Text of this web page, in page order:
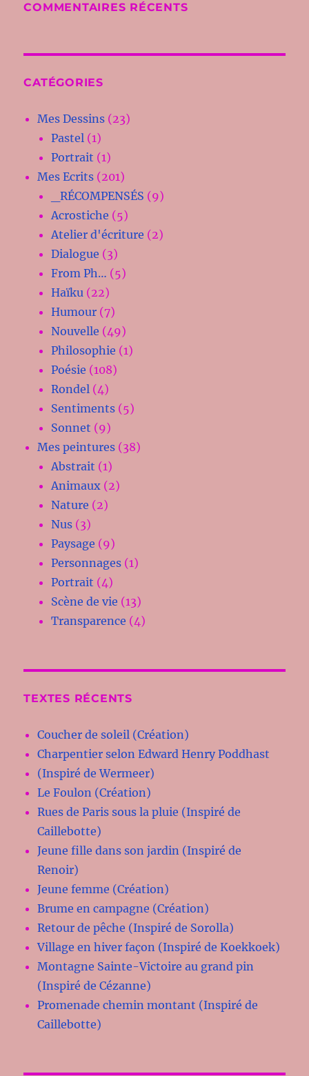
COMMENTAIRES RÉCENTS
CATÉGORIES
Mes Dessins (23)
Pastel (1)
Portrait (1)
Mes Ecrits (201)
_RÉCOMPENSÉS (9)
Acrostiche (5)
Atelier d'écriture (2)
Dialogue (3)
From Ph… (5)
Haïku (22)
Humour (7)
Nouvelle (49)
Philosophie (1)
Poésie (108)
Rondel (4)
Sentiments (5)
Sonnet (9)
Mes peintures (38)
Abstrait (1)
Animaux (2)
Nature (2)
Nus (3)
Paysage (9)
Personnages (1)
Portrait (4)
Scène de vie (13)
Transparence (4)
TEXTES RÉCENTS
Coucher de soleil (Création)
Charpentier selon Edward Henry Poddhast
(Inspiré de Wermeer)
Le Foulon (Création)
Rues de Paris sous la pluie (Inspiré de
Caillebotte)
Jeune fille dans son jardin (Inspiré de
Renoir)
Jeune femme (Création)
Brume en campagne (Création)
Retour de pêche (Inspiré de Sorolla)
Village en hiver façon (Inspiré de Koekkoek)
Montagne Sainte-Victoire au grand pin
(Inspiré de Cézanne)
Promenade chemin montant (Inspiré de
Caillebotte)